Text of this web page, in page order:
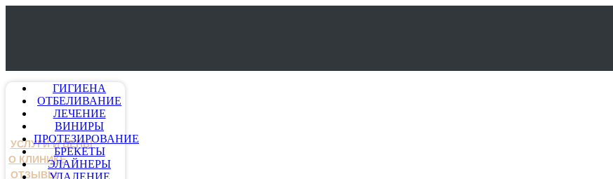
УСЛУГИ И ЦЕНЫ
О КЛИНИКЕ
ОТЗЫВЫ
ГИГИЕНА
ОТБЕЛИВАНИЕ
ЛЕЧЕНИЕ
ВИНИРЫ
ПРОТЕЗИРОВАНИЕ
БРЕКЕТЫ
ЭЛАЙНЕРЫ
УДАЛЕНИЕ